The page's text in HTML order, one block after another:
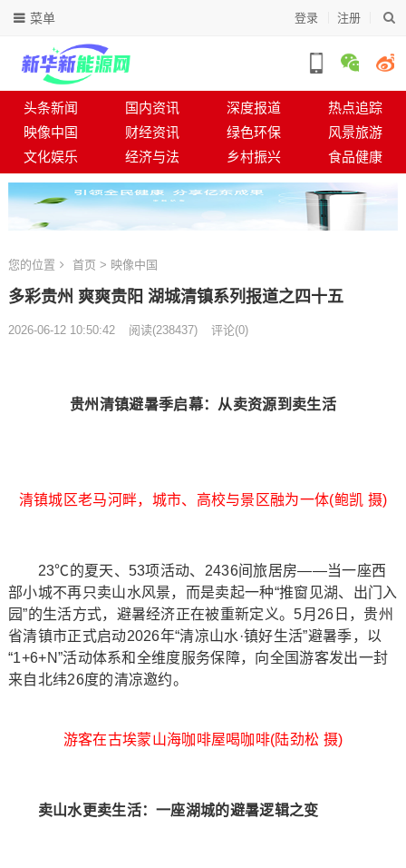
登录 注册
菜单
头条新闻 国内资讯 深度报道
热点追踪
映像中国
财经资讯 绿色环保
风景旅游
文化娱乐
经济与法 乡村振兴 食品健康
您的位置 首页 > 映像中国
多彩贵州 爽爽贵阳 湖城清镇系列报道之四十五
2026-06-12 10:50:42 阅读(238437) 评论(0)
贵州清镇避暑季启幕：从卖资源到卖生活
清镇城区老马河畔，城市、高校与景区融为一体(鲍凯 摄)
23℃的夏天、53项活动、2436间旅居房——当一座西
部小城不再只卖山水风景，而是卖起一种“推窗见湖、出门入
园”的生活方式，避暑经济正在被重新定义。5月26日，贵州
省清镇市正式启动2026年“清凉山水·镇好生活”避暑季，以
“1+6+N”活动体系和全维度服务保障，向全国游客发出一封
来自北纬26度的清凉邀约。
游客在古埃蒙山海咖啡屋喝咖啡(陆劲松 摄)
卖山水更卖生活：一座湖城的避暑逻辑之变